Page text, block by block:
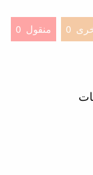
0 منقول 0